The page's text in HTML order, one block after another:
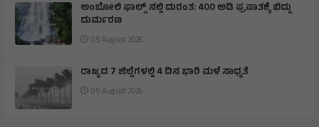
ಅಂಬೋಲಿ ಫಾಲ್ಸ್ ನಲ್ಲಿ ದುರಂತ: 400 ಅಡಿ ಪ್ರಪಾತಕ್ಕೆ ಬಿದ್ದು
ದುರ್ಮರಣ
05 August 2026
ರಾಜ್ಯದ 7 ಜಿಲ್ಲೆಗಳಲ್ಲಿ 4 ದಿನ ಭಾರಿ ಮಳೆ ಸಾಧ್ಯತೆ
05 August 2026